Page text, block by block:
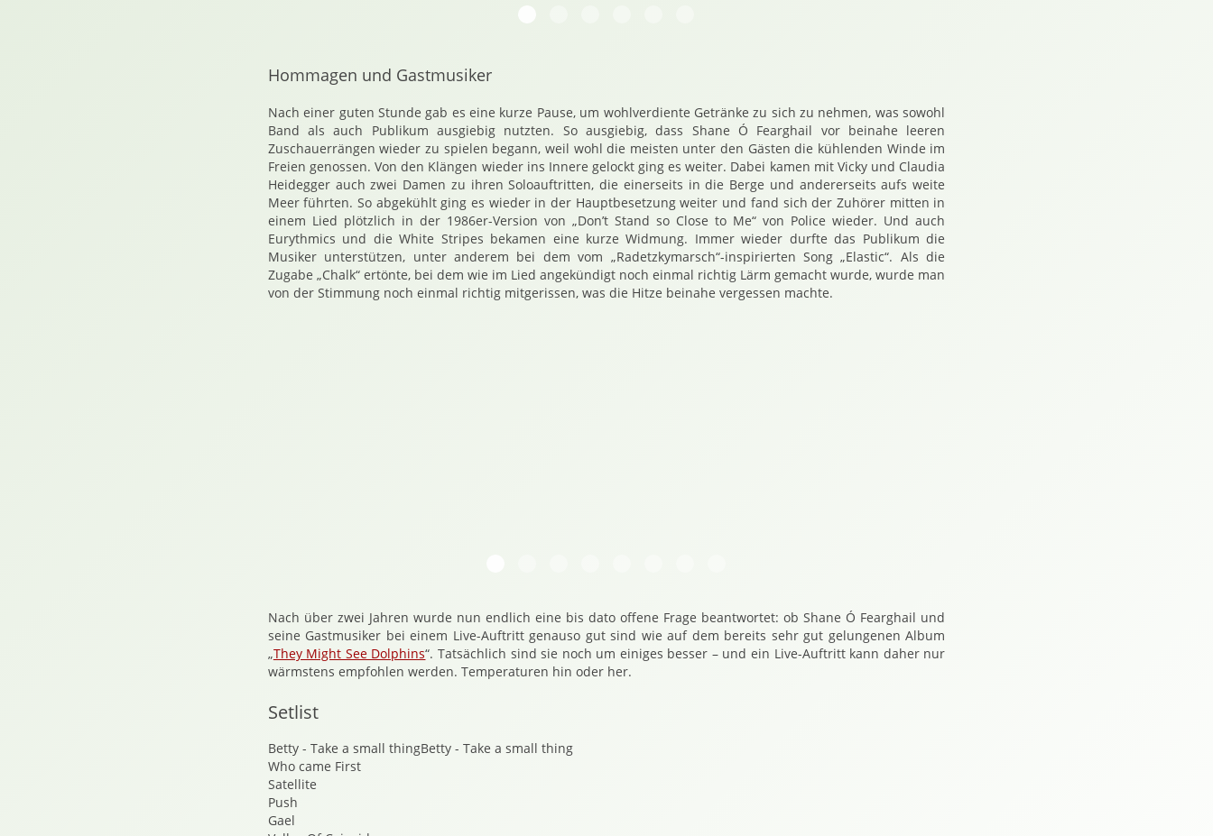
Hommagen und Gastmusiker
Nach einer guten Stunde gab es eine kurze Pause, um wohlverdiente Getränke zu sich zu nehmen, was sowohl
Band als auch Publikum ausgiebig nutzten. So ausgiebig, dass Shane Ó Fearghail vor beinahe leeren
Zuschauerrängen wieder zu spielen begann, weil wohl die meisten unter den Gästen die kühlenden Winde im
Freien genossen. Von den Klängen wieder ins Innere gelockt ging es weiter. Dabei kamen mit Vicky und Claudia
Heidegger auch zwei Damen zu ihren Soloauftritten, die einerseits in die Berge und andererseits aufs weite
Meer führten. So abgekühlt ging es wieder in der Hauptbesetzung weiter und fand sich der Zuhörer mitten in
einem Lied plötzlich in der 1986er-Version von „Don’t Stand so Close to Me“ von Police wieder. Und auch
Eurythmics und die White Stripes bekamen eine kurze Widmung. Immer wieder durfte das Publikum die
Musiker unterstützen, unter anderem bei dem vom „Radetzkymarsch“-inspirierten Song „Elastic“. Als die
Zugabe „Chalk“ ertönte, bei dem wie im Lied angekündigt noch einmal richtig Lärm gemacht wurde, wurde man
von der Stimmung noch einmal richtig mitgerissen, was die Hitze beinahe vergessen machte.
Nach über zwei Jahren wurde nun endlich eine bis dato offene Frage beantwortet: ob Shane Ó Fearghail und
seine Gastmusiker bei einem Live-Auftritt genauso gut sind wie auf dem bereits sehr gut gelungenen Album
„They Might See Dolphins“. Tatsächlich sind sie noch um einiges besser – und ein Live-Auftritt kann daher nur
wärmstens empfohlen werden. Temperaturen hin oder her.
Setlist
Betty - Take a small thingBetty - Take a small thing
Who came First
Satellite
Push
Gael